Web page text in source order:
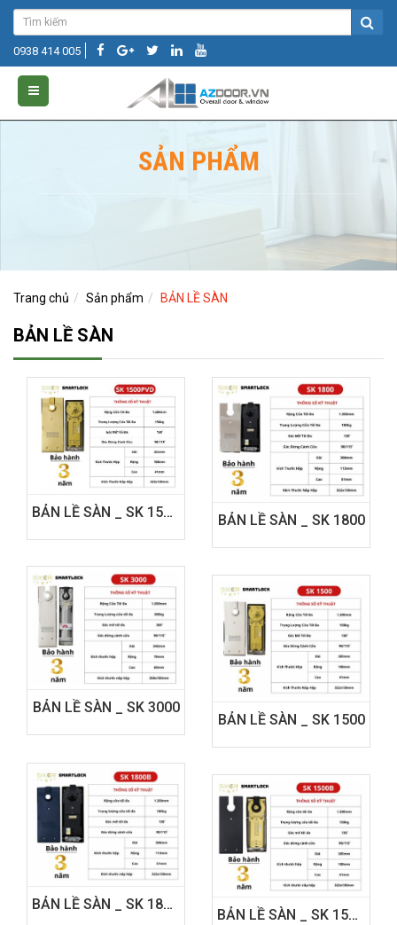
0938 414 005
SẢN PHẨM
Trang chủ Sản phẩm BẢN LỀ SÀN
BẢN LỀ SÀN
BẢN LỀ SÀN _ SK 1500PVD BẢN LỀ SÀN _ SK 1800
BẢN LỀ SÀN _ SK 3000
BẢN LỀ SÀN _ SK 1500
BẢN LỀ SÀN _ SK 1800B
BẢN LỀ SÀN _ SK 1500B